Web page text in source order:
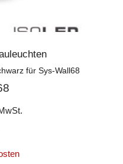
für Sys-Wall68